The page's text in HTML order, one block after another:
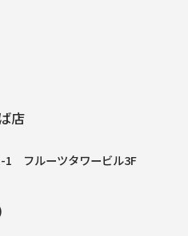
店
1
フルーツタワービル3F